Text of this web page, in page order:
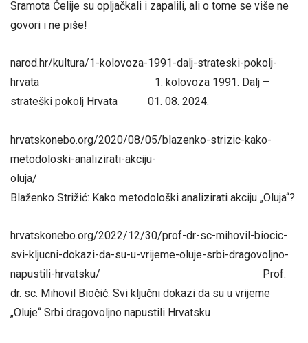
Sramota Ćelije su opljačkali i zapalili, ali o tome se više ne
govori i ne piše!
narod.hr/kultura/1-kolovoza-1991-dalj-strateski-pokolj-
hrvata 1. kolovoza 1991. Dalj –
strateški pokolj Hrvata 01. 08. 2024.
hrvatskonebo.org/2020/08/05/blazenko-strizic-kako-
metodoloski-analizirati-akciju-
Blaženko Strižić: Kako metodološki analizirati akciju „Oluja“?
hrvatskonebo.org/2022/12/30/prof-dr-sc-mihovil-biocic-
svi-kljucni-dokazi-da-su-u-vrijeme-oluje-srbi-dragovoljno-
napustili-hrvatsku/ Prof.
dr. sc. Mihovil Biočić: Svi ključni dokazi da su u vrijeme
„Oluje“ Srbi dragovoljno napustili Hrvatsku